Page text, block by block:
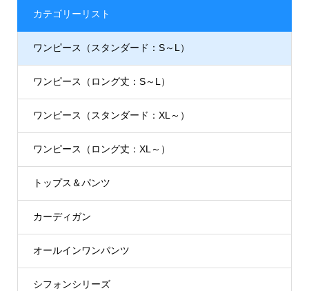
カテゴリーリスト
ワンピース（スタンダード：S～L）
ワンピース（ロング丈：S～L）
ワンピース（スタンダード：XL～）
ワンピース（ロング丈：XL～）
トップス＆パンツ
カーディガン
オールインワンパンツ
シフォンシリーズ